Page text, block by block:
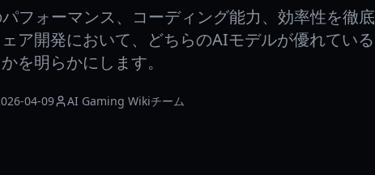
フォーマンス、コーディング能力、効率性を徹底
ア開発において、どちらのAIモデルが優れている
かを明らかにします。
04-09 AI Gaming Wikiチーム